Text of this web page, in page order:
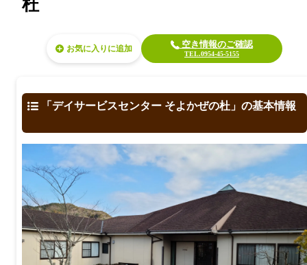
杜
お気に入り 空き情報のご確認
TEL.0954-45-5155
「デイサービスセンター そよかぜの杜」の基本情報